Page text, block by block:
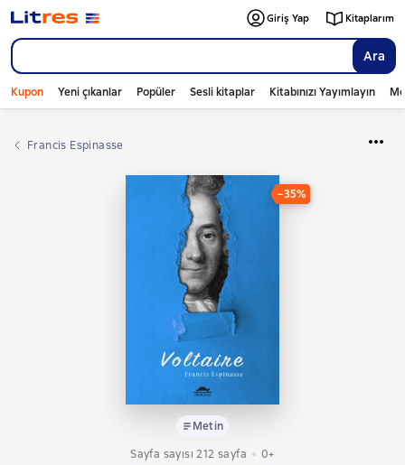
Ara
Giriş Yap Kitaplarım
Kupon Yeni çıkanlar Popüler Sesli kitaplar Kitabınızı Yayımlayın
Francis Espinasse
−35%
Metin
Sayfa sayısı 212 sayfa
0+